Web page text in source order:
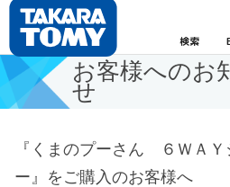
検索
お客様へのお
せ
『くまのプーさん ６ＷＡＹ
ー』をご購入のお客様へ